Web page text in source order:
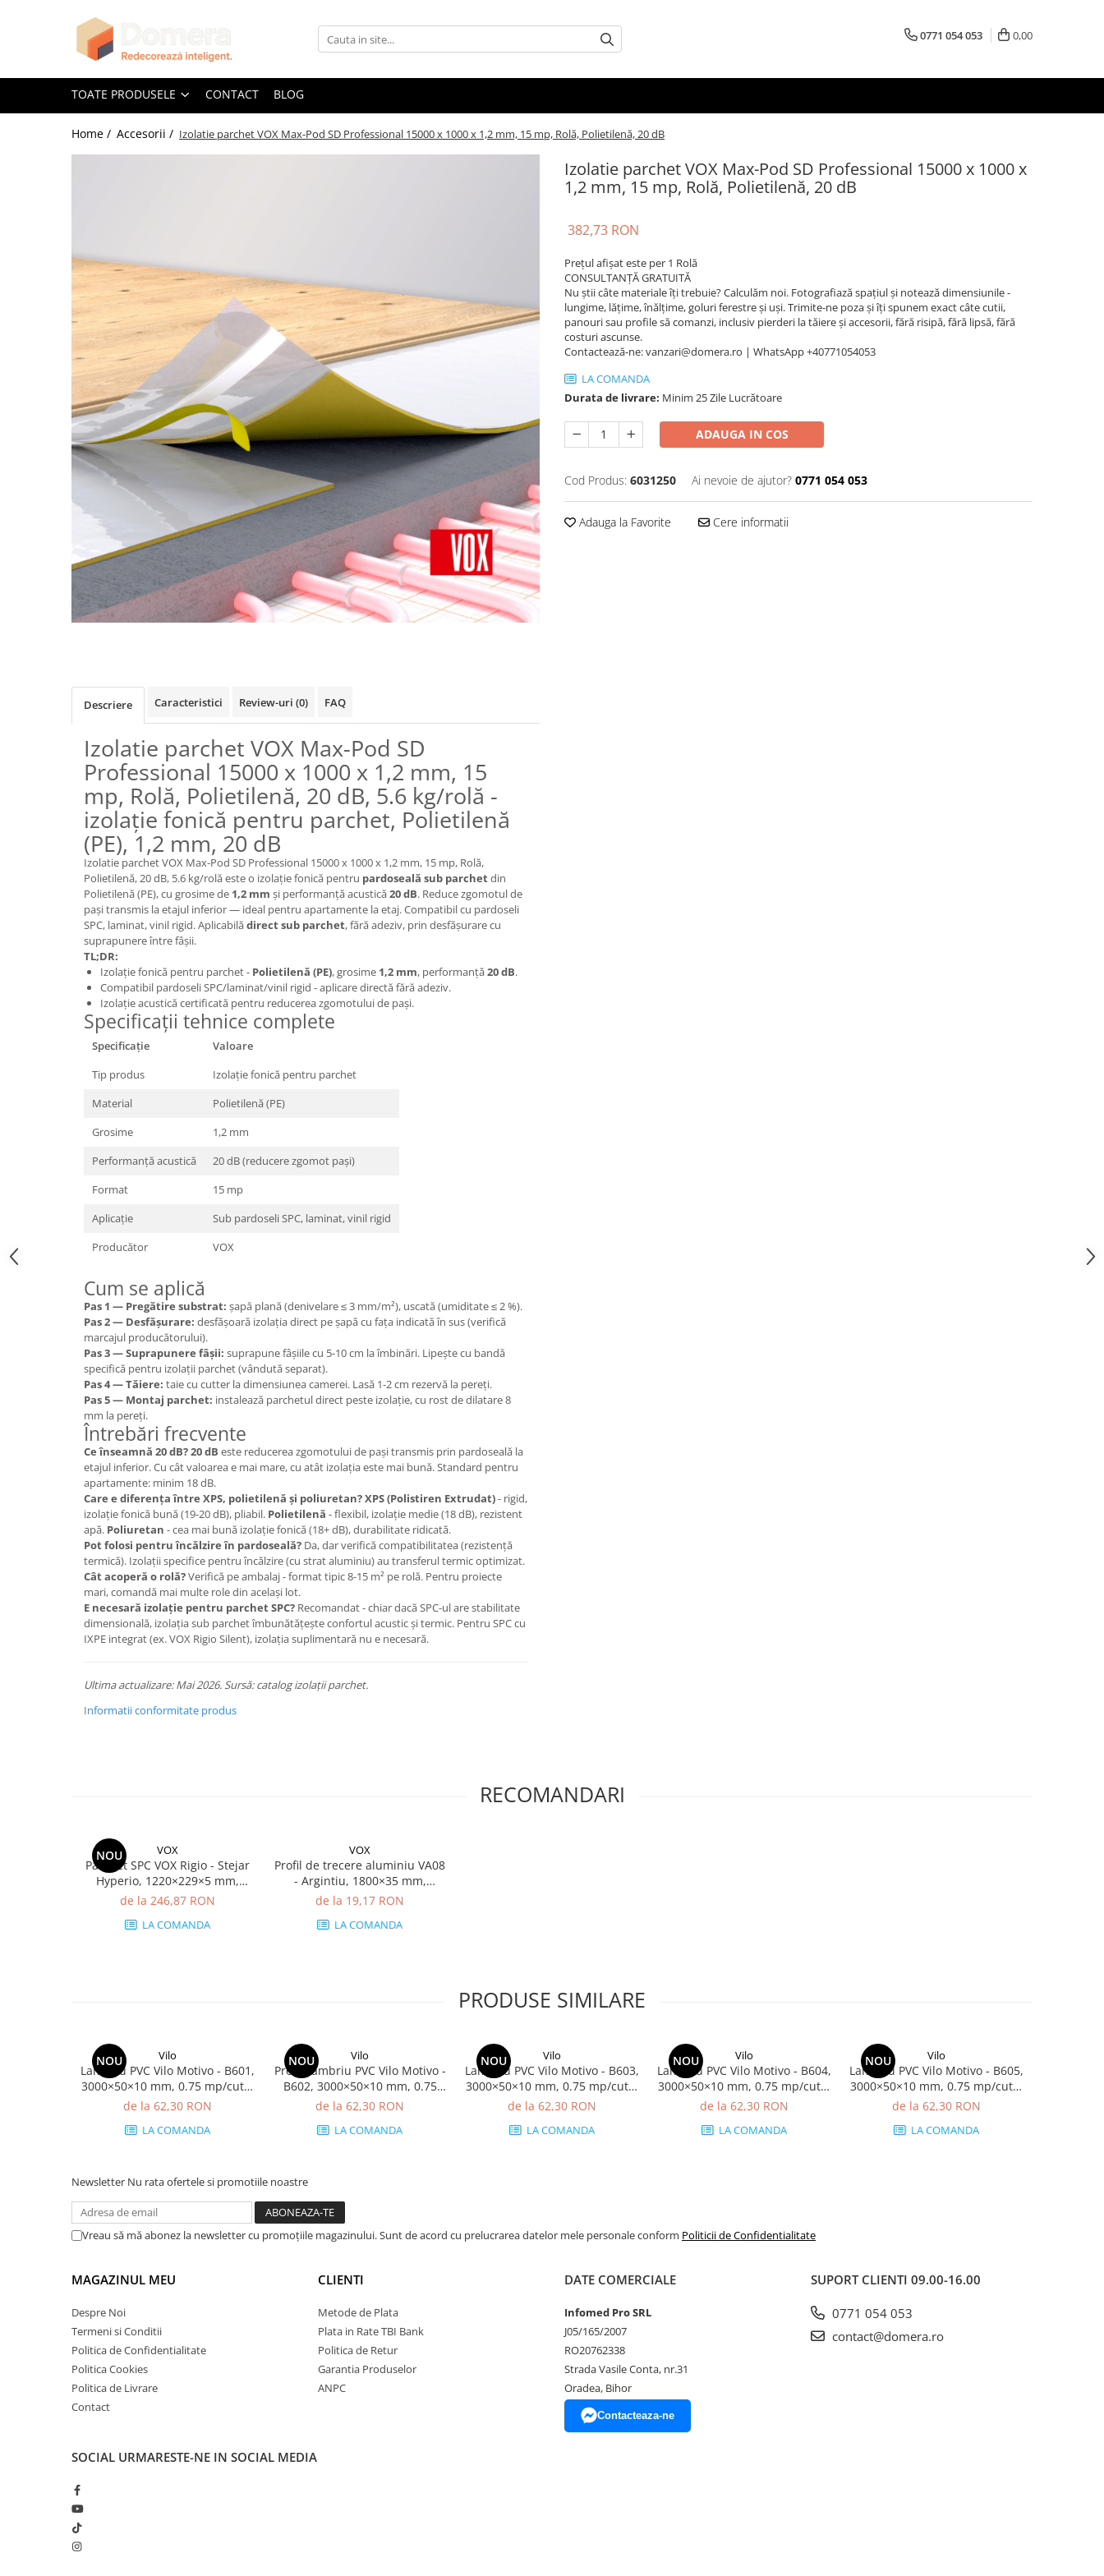
Toate Produsele
Parchet SPC
Riflaje Decorative
Riflaj exterior
Glafuri Exterioare
Plinte, Plinte PVC, Plinte MDF
Plinte MDF Premium
Accesorii Plinte
Terminatii Plinta
Colt Exterior Plinta
Colt Interior Plinta
Imbinare Plinta
Accesorii Lambriuri
Accesorii Riflaje Decorative
Accesorii Universale
Capac Glaf Interior
Izolatie Parchet
Prag de trecere
Lambriuri PVC
Lambriuri Premium
Panouri Decorative SPC
Panouri Decorative Premium
0771 054 053 0,00
TOATE PRODUSELE CONTACT BLOG
Home / Accesorii / Izolatie parchet VOX Max-Pod SD Professional 15000 x 1000 x 1,2 mm, 15 mp, Rolă, Polietilenă, 20 dB
Izolatie parchet VOX Max-Pod SD Professional 15000 x 1000 x
1,2 mm, 15 mp, Rolă, Polietilenă, 20 dB
382,73 RON
Prețul afișat este per 1 Rolă
CONSULTANȚĂ GRATUITĂ
Nu știi câte materiale îți trebuie? Calculăm noi. Fotografiază spațiul și notează dimensiunile -
lungime, lățime, înălțime, goluri ferestre și uși. Trimite-ne poza și îți spunem exact câte cutii,
panouri sau profile să comanzi, inclusiv pierderi la tăiere și accesorii, fără risipă, fără lipsă, fără
costuri ascunse.
Contactează-ne: vanzari@domera.ro | WhatsApp +40771054053
LA COMANDA
Durata de livrare: Minim 25 Zile Lucrătoare
ADAUGA IN COS
Cod Produs: 6031250 Ai nevoie de ajutor? 0771 054 053
Adauga la Favorite Cere informatii
Descriere Caracteristici Review-uri (0) FAQ
Izolatie parchet VOX Max-Pod SD
Professional 15000 x 1000 x 1,2 mm, 15
mp, Rolă, Polietilenă, 20 dB, 5.6 kg/rolă -
izolație fonică pentru parchet, Polietilenă
(PE), 1,2 mm, 20 dB
Izolatie parchet VOX Max-Pod SD Professional 15000 x 1000 x 1,2 mm, 15 mp, Rolă,
Polietilenă, 20 dB, 5.6 kg/rolă este o izolație fonică pentru pardoseală sub parchetdin
Polietilenă (PE), cu grosime de 1,2 mm și performanță acustică20 dB. Reduce zgomotul de
pași transmis la etajul inferior — ideal pentru apartamente la etaj. Compatibil cu pardoseli
SPC, laminat, vinil rigid. Aplicabilădirect sub parchet, fără adeziv, prin desfășurare cu
suprapunere între fâșii.
TL;DR:
Izolație fonică pentru parchet - Polietilenă (PE), grosime 1,2 mm, performanță20 dB.
Compatibil pardoseli SPC/laminat/vinil rigid - aplicare directă fără adeziv.
Izolație acustică certificată pentru reducerea zgomotului de pași.
Specificații tehnice complete
Specificație
Valoare
Tip produs
Izolație fonică pentru parchet
Material
Polietilenă (PE)
Grosime
1,2 mm
Performanță acustică
20 dB (reducere zgomot pași)
Format
15 mp
Aplicație
Sub pardoseli SPC, laminat, vinil rigid
Producător
VOX
Cum se aplică
Pas 1 — Pregătire substrat: șapă plană (denivelare ≤ 3 mm/m²), uscată (umiditate ≤ 2 %).
Pas 2 — Desfășurare: desfășoară izolația direct pe șapă cu fața indicată în sus (verifică
marcajul producătorului).
Pas 3 — Suprapunere fâșii: suprapune fâșiile cu 5-10 cm la îmbinări. Lipește cu bandă
specifică pentru izolații parchet (vândută separat).
Pas 4 — Tăiere: taie cu cutter la dimensiunea camerei. Lasă 1-2 cm rezervă la pereți.
Pas 5 — Montaj parchet: instalează parchetul direct peste izolație, cu rost de dilatare 8
mm la pereți.
Întrebări frecvente
Ce înseamnă 20 dB?20 dB este reducerea zgomotului de pași transmis prin pardoseală la
etajul inferior. Cu cât valoarea e mai mare, cu atât izolația este mai bună. Standard pentru
apartamente: minim 18 dB.
Care e diferența între XPS, polietilenă și poliuretan?XPS (Polistiren Extrudat)- rigid,
izolație fonică bună (19-20 dB), pliabil. Polietilenă - flexibil, izolație medie (18 dB), rezistent
apă. Poliuretan - cea mai bună izolație fonică (18+ dB), durabilitate ridicată.
Pot folosi pentru încălzire în pardoseală? Da, dar verifică compatibilitatea (rezistență
termică). Izolații specifice pentru încălzire (cu strat aluminiu) au transferul termic optimizat.
Cât acoperă o rolă?Verifică pe ambalaj - format tipic 8-15 m² pe rolă. Pentru proiecte
mari, comandă mai multe role din același lot.
E necesară izolație pentru parchet SPC? Recomandat - chiar dacă SPC-ul are stabilitate
dimensională, izolația sub parchet îmbunătățește confortul acustic și termic. Pentru SPC cu
IXPE integrat (ex. VOX Rigio Silent), izolația suplimentară nu e necesară.
Ultima actualizare: Mai 2026. Sursă: catalog izolații parchet.
Informatii conformitate produs
RECOMANDARI
NOU VOX
Parchet SPC VOX Rigio - Stejar
Hyperio, 1220×229×5 mm,
antiderapant R9, 2.23 mp/cutie
de la 246,87 RON
LA COMANDA
VOX
Profil de trecere aluminiu VA08
- Argintiu, 1800×35 mm,
premium
de la 19,17 RON
LA COMANDA
PRODUSE SIMILARE
NOU Vilo
Lambriu PVC Vilo Motivo - B601,
3000×50×10 mm, 0.75 mp/cutie
(5 bucăți)
de la 62,30 RON
LA COMANDA
NOU Vilo
Profil Lambriu PVC Vilo Motivo -
B602, 3000×50×10 mm, 0.75
mp/cutie (5 bucăți)
de la 62,30 RON
LA COMANDA
NOU Vilo
Lambriu PVC Vilo Motivo - B603,
3000×50×10 mm, 0.75 mp/cutie
(5 bucăți)
de la 62,30 RON
LA COMANDA
NOU Vilo
Lambriu PVC Vilo Motivo - B604,
3000×50×10 mm, 0.75 mp/cutie
(5 bucăți)
de la 62,30 RON
LA COMANDA
NOU Vilo
Lambriu PVC Vilo Motivo - B605,
3000×50×10 mm, 0.75 mp/cutie
(5 bucăți)
de la 62,30 RON
LA COMANDA
Newsletter Nu rata ofertele si promotiile noastre
Vreau să mă abonez la newsletter cu promoțiile magazinului. Sunt de acord cu prelucrarea datelor mele personale conform Politicii de Confidentialitate
MAGAZINUL MEU
Despre Noi
Termeni si Conditii
Politica de Confidentialitate
Politica Cookies
Politica de Livrare
Contact
CLIENTI
Metode de Plata
Plata in Rate TBI Bank
Politica de Retur
Garantia Produselor
ANPC
DATE COMERCIALE
Infomed Pro SRL
J05/165/2007
RO20762338
Strada Vasile Conta, nr.31
Oradea, Bihor
Contacteaza-ne
SUPORT CLIENTI 09.00-16.00
0771 054 053
contact@domera.ro
SOCIAL URMARESTE-NE IN SOCIAL MEDIA